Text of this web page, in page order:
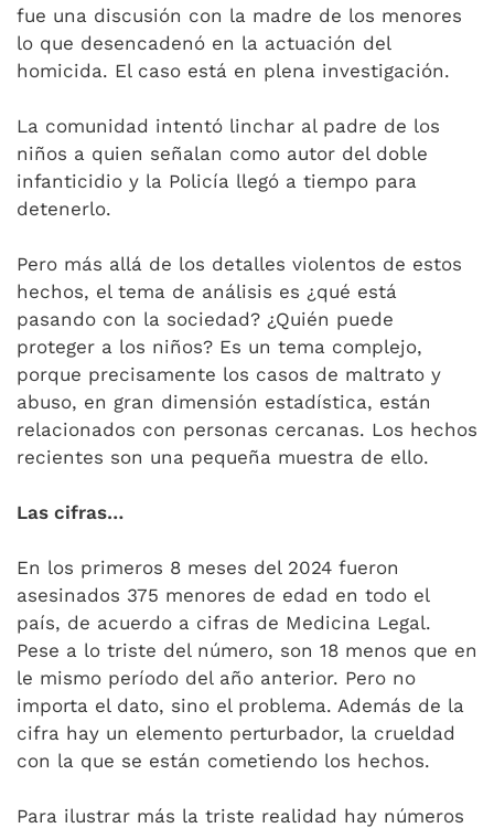
fue una discusión con la madre de los menores
lo que desencadenó en la actuación del
homicida. El caso está en plena investigación.
La comunidad intentó linchar al padre de los
niños a quien señalan como autor del doble
infanticidio y la Policía llegó a tiempo para
detenerlo.
Pero más allá de los detalles violentos de estos
hechos, el tema de análisis es ¿qué está
pasando con la sociedad? ¿Quién puede
proteger a los niños? Es un tema complejo,
porque precisamente los casos de maltrato y
abuso, en gran dimensión estadística, están
relacionados con personas cercanas. Los hechos
recientes son una pequeña muestra de ello.
Las cifras…
En los primeros 8 meses del 2024 fueron
asesinados 375 menores de edad en todo el
país, de acuerdo a cifras de Medicina Legal.
Pese a lo triste del número, son 18 menos que en
le mismo período del año anterior. Pero no
importa el dato, sino el problema. Además de la
cifra hay un elemento perturbador, la crueldad
con la que se están cometiendo los hechos.
Para ilustrar más la triste realidad hay números